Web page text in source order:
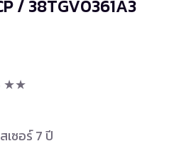
/ 38TGV0361A3
★★
เซอร์ 7 ปี